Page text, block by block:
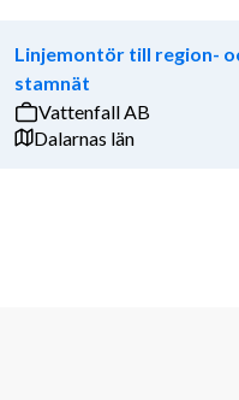
Linjemontör till region-
stamnät
Vattenfall AB
Dalarnas län